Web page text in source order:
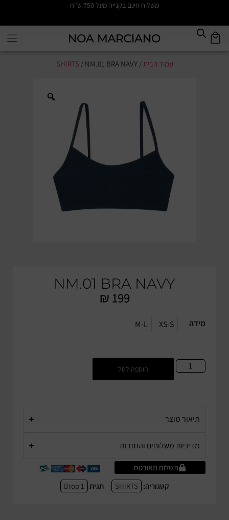
משלוח חינם בקנייה מעל 750 ש"ח
עמוד הבית/
SHIRTS / NM.01 BRA NAVY
NM.01 BRA NAVY
₪ 199
מידה XS-S
M-L
הוספה לסל
תיאור מוצר
מדיניות משלוחים והחזרות
תשלום מאובטח
קטגוריה:
SHIRTS תגית Drop 1